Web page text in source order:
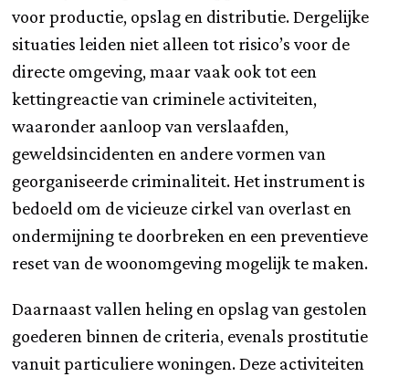
voor productie, opslag en distributie. Dergelijke
situaties leiden niet alleen tot risico’s voor de
directe omgeving, maar vaak ook tot een
kettingreactie van criminele activiteiten,
waaronder aanloop van verslaafden,
geweldsincidenten en andere vormen van
georganiseerde criminaliteit. Het instrument is
bedoeld om de vicieuze cirkel van overlast en
ondermijning te doorbreken en een preventieve
reset van de woonomgeving mogelijk te maken.
Daarnaast vallen heling en opslag van gestolen
goederen binnen de criteria, evenals prostitutie
vanuit particuliere woningen. Deze activiteiten